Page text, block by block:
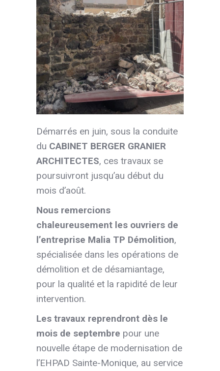
Démarrés en juin, sous la conduite
du CABINET BERGER GRANIER
ARCHITECTES, ces travaux se
poursuivront jusqu’au début du
mois d’août.
Nous remercions
chaleureusement les ouvriers de
l’entreprise Malia TP Démolition,
spécialisée dans les opérations de
démolition et de désamiantage,
pour la qualité et la rapidité de leur
intervention.
Les travaux reprendront dès le
mois de septembre pour une
nouvelle étape de modernisation de
l’EHPAD Sainte-Monique, au service